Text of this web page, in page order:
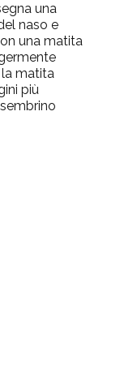
una
naso e
una matita
la matita
più